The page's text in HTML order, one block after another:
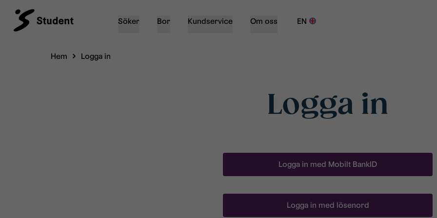
Söker Bor Kundservice Om oss EN
Hem Logga in
Logga in
Logga in med Mobilt BankID
Logga in med lösenord